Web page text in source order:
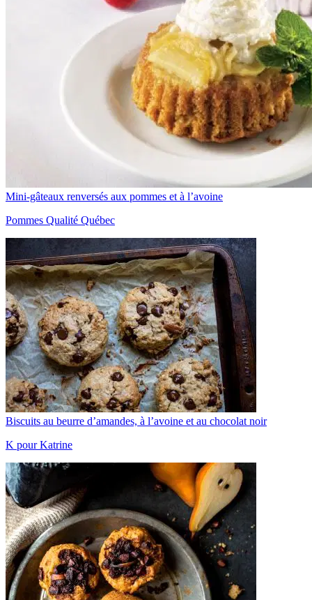
Mini-gâteaux renversés aux pommes et à l’avoine
Pommes Qualité Québec
Biscuits au beurre d’amandes, à l’avoine et au chocolat noir
K pour Katrine